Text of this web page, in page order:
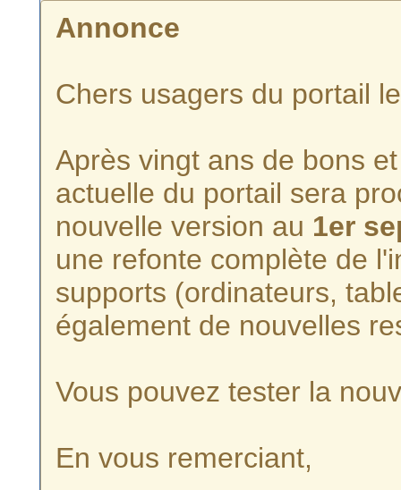
Annonce
Chers usagers du portail
Après vingt ans de bons
actuelle du portail sera
nouvelle version au 1er
une refonte complète de
supports (ordinateurs,
également de nouvelles
Vous pouvez tester la
En vous remerciant,